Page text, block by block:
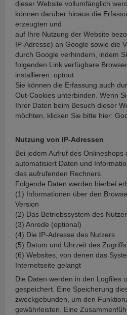
dieser Website vollumfänglich
können darüber hinaus die
erzeugten und
auf Ihre Nutzung der Website
IP-Adresse) an Google sowie die
durch Google verhindern, indem
folgenden Link verfügbare
installieren: optout
Sie können die Erfassung auch
Out-Cookies unterbinden. Wenn
Ihrer Daten beim Besuch dieser
möchten, klicken Sie bitte hier:
Nutzung von IP-Adressen
Bei jedem Aufruf des
automatisiert Daten und
des aufrufenden Rechners.
Folgende Daten werden hierbei
(1) Informationen über den
Version
(2) Das Betriebssystem des
(3) Anrede (optional)
(4) Die IP-Adresse des Nutzers
(5) Datum und Uhrzeit des Zugriffs
(6) Websites, von denen das
Internetseite gelangt
Die Daten werden in den Logfiles
gespeichert. Eine Speicherung
zweckgebunden, um den
gewährleisten. Eine